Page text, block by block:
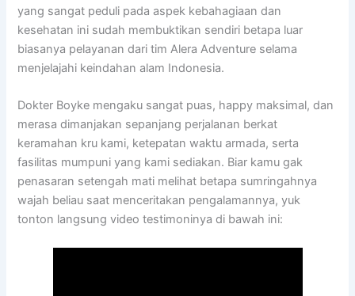
yang sangat peduli pada aspek kebahagiaan dan
kesehatan ini sudah membuktikan sendiri betapa luar
biasanya pelayanan dari tim Alera Adventure selama
menjelajahi keindahan alam Indonesia.
Dokter Boyke mengaku sangat puas, happy maksimal, dan
merasa dimanjakan sepanjang perjalanan berkat
keramahan kru kami, ketepatan waktu armada, serta
fasilitas mumpuni yang kami sediakan. Biar kamu gak
penasaran setengah mati melihat betapa sumringahnya
wajah beliau saat menceritakan pengalamannya, yuk
tonton langsung video testimoninya di bawah ini: